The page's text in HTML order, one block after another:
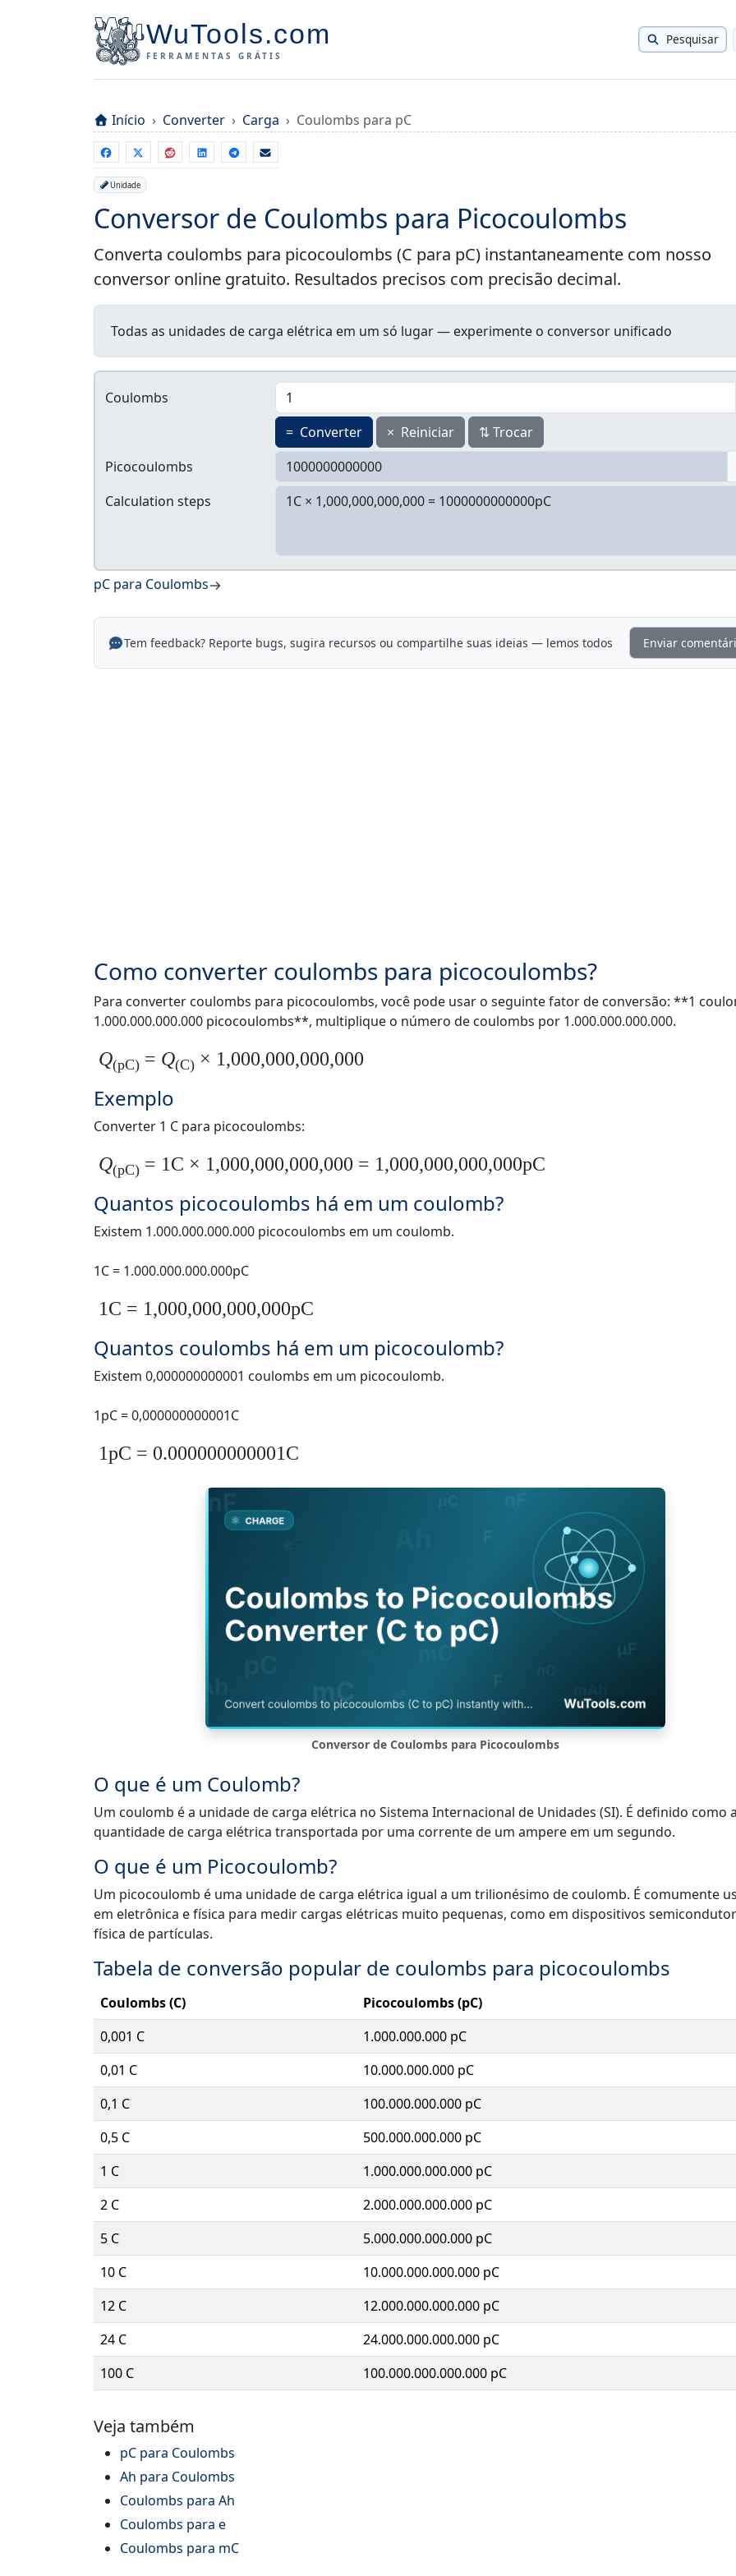
WuTools.com
FERRAMENTAS GRÁTIS
Pesquisar
Início Converter Carga Coulombs para pC
Unidade
Conversor de Coulombs para Picocoulombs
Converta coulombs para picocoulombs (C para pC) instantaneamente com nosso
conversor online gratuito. Resultados precisos com precisão decimal.
Todas as unidades de carga elétrica em um só lugar — experimente o conversor unificado
Coulombs
= Converter × Reiniciar ⇅ Trocar
Picocoulombs
Calculation steps
pC para Coulombs
Tem feedback? Reporte bugs, sugira recursos ou compartilhe suas ideias — lemos todos Enviar
Como converter coulombs para picocoulombs?
Para converter coulombs para picocoulombs, você pode usar o seguinte fator de conversão: **1
1.000.000.000.000 picocoulombs**, multiplique o número de coulombs por 1.000.000.000.000.
Q(pC) = Q(C) × 1,000,000,000,000
Exemplo
Converter 1 C para picocoulombs:
Q(pC) = 1C × 1,000,000,000,000 = 1,000,000,000,000pC
Quantos picocoulombs há em um coulomb?
Existem 1.000.000.000.000 picocoulombs em um coulomb.
1C = 1.000.000.000.000pC
1C = 1,000,000,000,000pC
Quantos coulombs há em um picocoulomb?
Existem 0,000000000001 coulombs em um picocoulomb.
1pC = 0,000000000001C
1pC = 0.000000000001C
Conversor de Coulombs para Picocoulombs
O que é um Coulomb?
Um coulomb é a unidade de carga elétrica no Sistema Internacional de Unidades (SI). É definido como a
quantidade de carga elétrica transportada por uma corrente de um ampere em um segundo.
O que é um Picocoulomb?
Um picocoulomb é uma unidade de carga elétrica igual a um trilionésimo de coulomb. É comumente
em eletrônica e física para medir cargas elétricas muito pequenas, como em dispositivos
física de partículas.
Tabela de conversão popular de coulombs para picocoulombs
Coulombs (C)
Picocoulombs (pC)
0,001 C
1.000.000.000 pC
0,01 C
10.000.000.000 pC
0,1 C
100.000.000.000 pC
0,5 C
500.000.000.000 pC
1 C
1.000.000.000.000 pC
2 C
2.000.000.000.000 pC
5 C
5.000.000.000.000 pC
10 C
10.000.000.000.000 pC
12 C
12.000.000.000.000 pC
24 C
24.000.000.000.000 pC
100 C
100.000.000.000.000 pC
Veja também
pC para Coulombs
Ah para Coulombs
Coulombs para Ah
Coulombs para e
Coulombs para mC